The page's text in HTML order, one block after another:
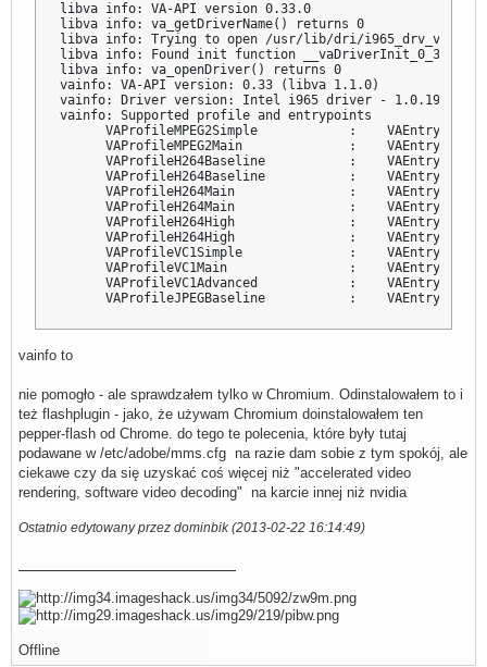
libva info: VA-API version 0.33.0
libva info: va_getDriverName() returns 0
libva info: Trying to open /usr/lib/dri/
libva info: Found init function __vaDriverInit_0_33
libva info: va_openDriver() returns 0
vainfo: VA-API version: 0.33 (libva 1.1.0)
vainfo: Driver version: Intel i965 driver - 1.0.19
vainfo: Supported profile and entrypoints
VAProfileMPEG2Simple            :
VAProfileMPEG2Main              :
VAProfileH264Baseline           :
VAProfileH264Baseline           :
VAProfileH264Main               :
VAProfileH264Main               :
VAProfileH264High               :
VAProfileH264High               :
VAProfileVC1Simple              :
VAProfileVC1Main                :
VAProfileVC1Advanced            :
VAProfileJPEGBaseline           :
vainfo to
nie pomogło - ale sprawdzałem tylko w Chromium. Odinstalowałem to i
też flashplugin - jako, że używam Chromium doinstalowałem ten
pepper-flash od Chrome. do tego te polecenia, które były tutaj
podawane w /etc/adobe/mms.cfg na razie dam sobie z tym spokój, ale
ciekawe czy da się uzyskać coś więcej niż "accelerated video
rendering, software video decoding" na karcie innej niż nvidia
Ostatnio edytowany przez dominbik (2013-02-22 16:14:49)
Offline